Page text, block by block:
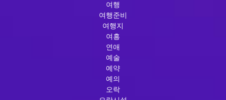
여행
여행준비
여행지
여흥
연애
예술
예약
예의
오락